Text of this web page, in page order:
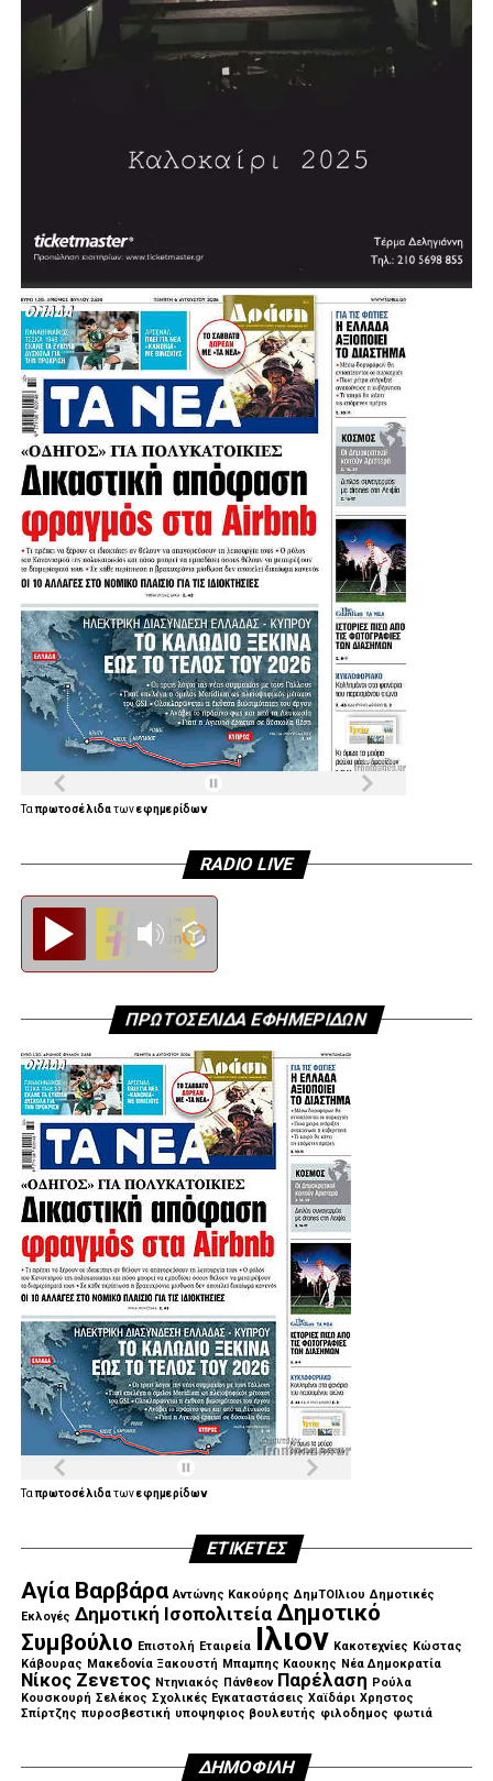
Λίγο μετά τις 11:30 στη Μητρόπολη έφτασε ο πρώην
υπουργός και πρώην πρόεδρος του ΠΑΣΟΚ, Ευάγγελος
Βενιζέλος, ο δήμαρχος Αθηναίων, Χάρης Δούκας αλλά και
ο πρώην πρόεδρος της Δημοκρατίας Προκόπης
Παυλόπουλος.
Δυτική Γερμανία και τις ΗΠΑ.
Τιμήθηκε από τον τότε Πρόεδρο της Δημοκρατίας Κάρολο
Παπούλια με τον Μεγαλόσταυρο του Τάγματος του
και με άλλα ανώτερα παράσημα διαφόρων κρατών.
Πηγή: protothema
.
.
.
Ταπρωτοσέλιδατωνεφημερίδων
RADIO LIVE
ΠΡΩΤΟΣΕΛΙΔΑ ΕΦΗΜΕΡΙΔΩΝ
Ταπρωτοσέλιδατωνεφημερίδων
ΕΤΙΚΈΤΕΣ
Αγία Βαρβάρα Αντώνης Κακούρης ΔημΤΟΙλιου Δημοτικές
Εκλογές Δημοτική Ισοπολιτεία Δημοτικό
Συμβούλιο Επιστολή Εταιρεία Ιλιον Κακοτεχνίες Κώστας
Κάβουρας Μακεδονία Ξακουστή Μπαμπης Καουκης Νέα Δημοκρατία
Νίκος Ζενετος Ντηνιακός Πάνθεον Παρέλαση Ρούλα
Κουσκουρή Σελέκος Σχολικές Εγκαταστάσεις Χαϊδάρι Χρηστος
Σπίρτζης πυροσβεστική υποψηφιος βουλευτής φιλοδημος φωτιά
ΔΗΜΟΦΙΛΉ